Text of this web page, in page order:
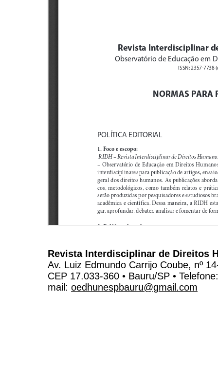
Revista Interdisciplinar de Direitos
Av. Luiz Edmundo Carrijo Coube, nº
CEP 17.033-360 • Bauru/SP •
mail: oedhunespbauru@gmail.com